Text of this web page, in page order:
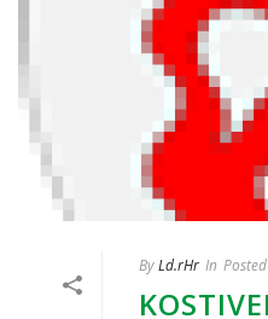
ByLd.rHr In Posted